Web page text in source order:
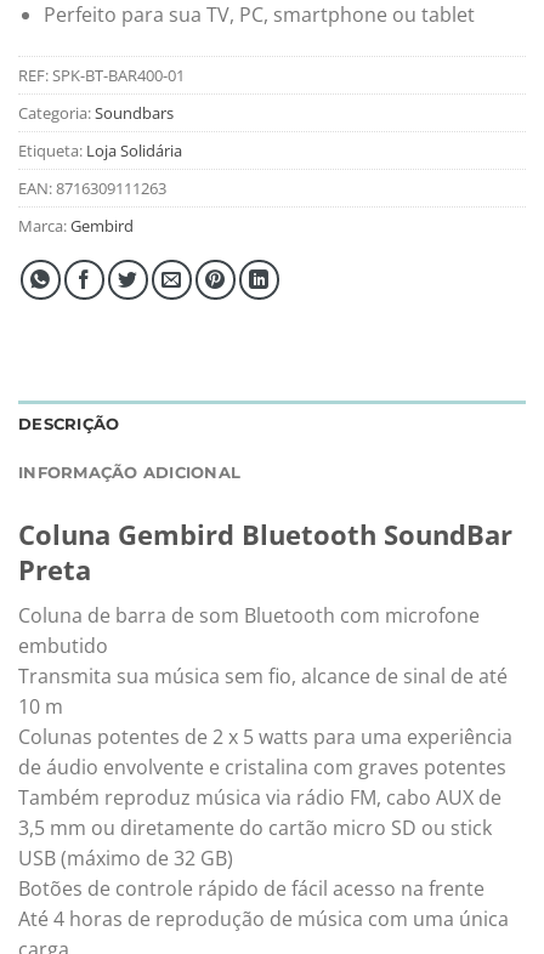
Perfeito para sua TV, PC, smartphone ou tablet
REF:SPK-BT-BAR400-01
Categoria:Soundbars
Etiqueta: Loja Solidária
EAN:8716309111263
Marca:Gembird
DESCRIÇÃO
INFORMAÇÃO ADICIONAL
Coluna Gembird Bluetooth SoundBar
Preta
Coluna de barra de som Bluetooth com microfone
embutido
Transmita sua música sem fio, alcance de sinal de até
10 m
Colunas potentes de 2 x 5 watts para uma experiência
de áudio envolvente e cristalina com graves potentes
Também reproduz música via rádio FM, cabo AUX de
3,5 mm ou diretamente do cartão micro SD ou stick
USB (máximo de 32 GB)
Botões de controle rápido de fácil acesso na frente
Até 4 horas de reprodução de música com uma única